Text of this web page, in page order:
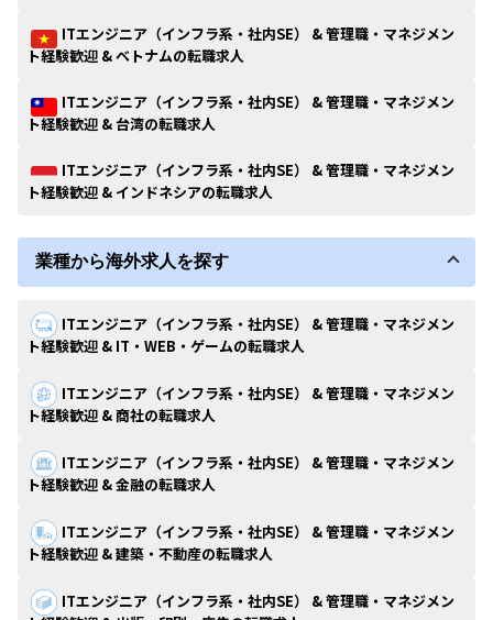
ITエンジニア（インフラ系・社内SE） & 管理職・マネジメン
ト経験歓迎 & ベトナムの転職求人
ITエンジニア（インフラ系・社内SE） & 管理職・マネジメン
ト経験歓迎 & 台湾の転職求人
ITエンジニア（インフラ系・社内SE） & 管理職・マネジメン
ト経験歓迎 & インドネシアの転職求人
業種から海外求人を探す
ITエンジニア（インフラ系・社内SE） & 管理職・マネジメン
ト経験歓迎 & IT・WEB・ゲームの転職求人
ITエンジニア（インフラ系・社内SE） & 管理職・マネジメン
ト経験歓迎 & 商社の転職求人
ITエンジニア（インフラ系・社内SE） & 管理職・マネジメン
ト経験歓迎 & 金融の転職求人
ITエンジニア（インフラ系・社内SE） & 管理職・マネジメン
ト経験歓迎 & 建築・不動産の転職求人
ITエンジニア（インフラ系・社内SE） & 管理職・マネジメン